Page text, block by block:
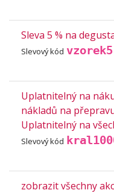
Sleva 5 % na
Slevový kód vzorek5
Uplatnitelný na
nákladů na
Uplatnitelný na
Slevový kód
zobrazit všechny